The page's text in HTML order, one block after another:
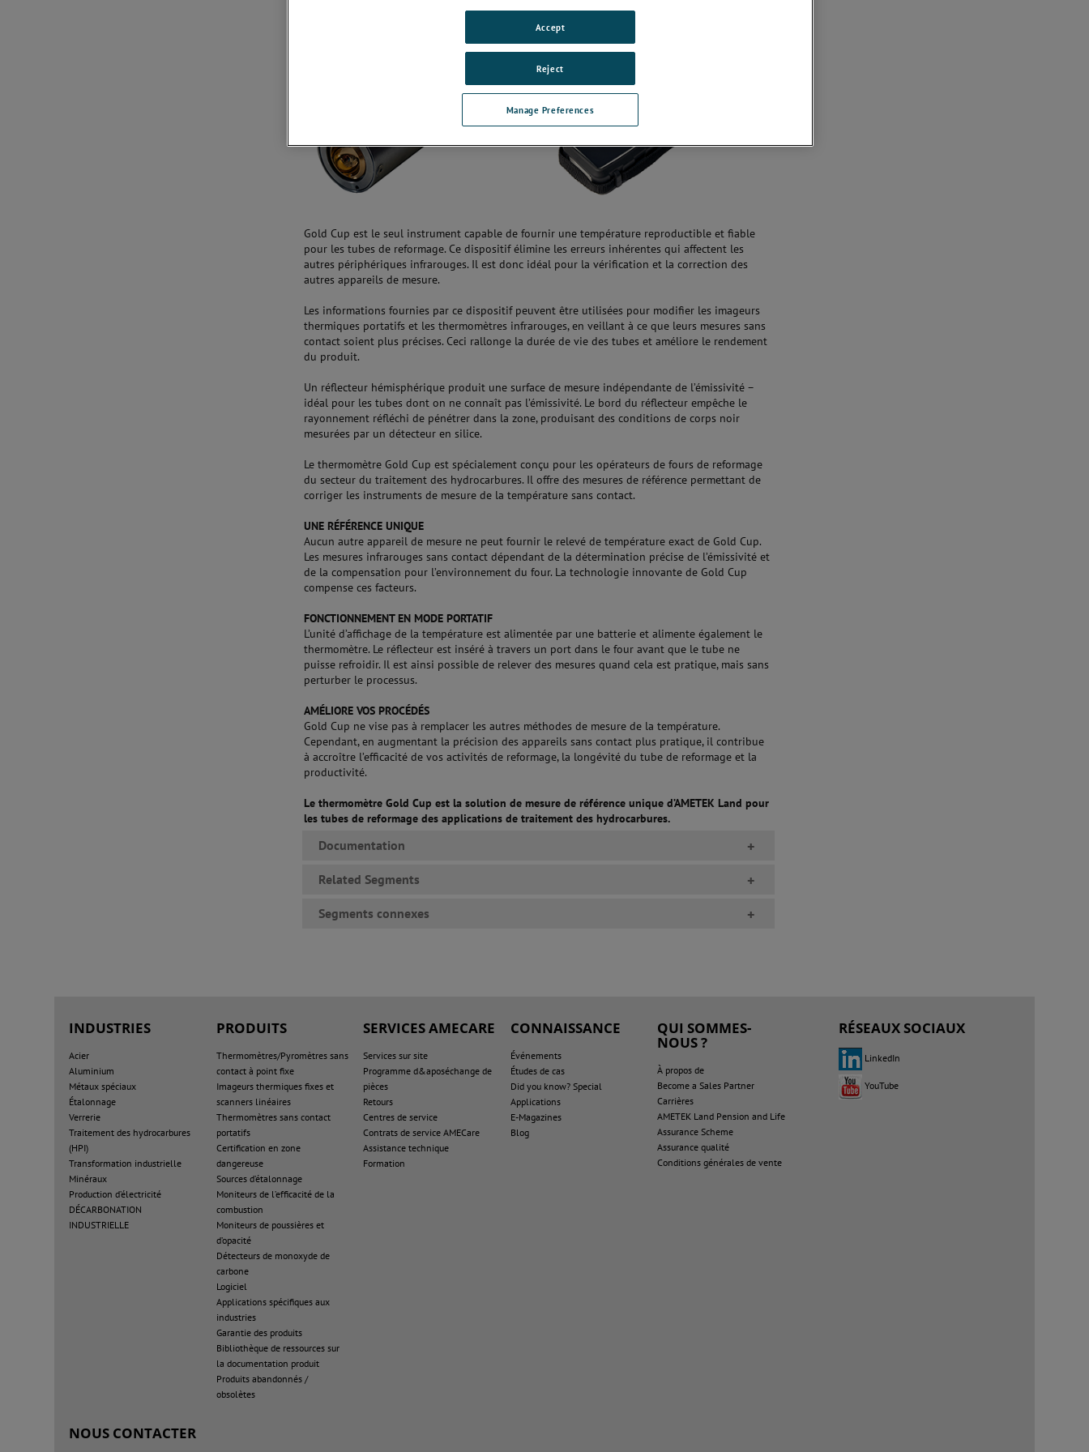
Gold Cup est le seul instrument capable de fournir une température reproductible et fiable
pour les tubes de reformage. Ce dispositif élimine les erreurs inhérentes qui affectent les
autres périphériques infrarouges. Il est donc idéal pour la vérification et la correction des
autres appareils de mesure.
Les informations fournies par ce dispositif peuvent être utilisées pour modifier les imageurs
thermiques portatifs et les thermomètres infrarouges, en veillant à ce que leurs mesures sans
contact soient plus précises. Ceci rallonge la durée de vie des tubes et améliore le rendement
du produit.
Un réflecteur hémisphérique produit une surface de mesure indépendante de l’émissivité –
idéal pour les tubes dont on ne connaît pas l’émissivité. Le bord du réflecteur empêche le
rayonnement réfléchi de pénétrer dans la zone, produisant des conditions de corps noir
mesurées par un détecteur en silice.
Le thermomètre Gold Cup est spécialement conçu pour les opérateurs de fours de reformage
du secteur du traitement des hydrocarbures. Il offre des mesures de référence permettant de
corriger les instruments de mesure de la température sans contact.
UNE RÉFÉRENCE UNIQUE
Aucun autre appareil de mesure ne peut fournir le relevé de température exact de Gold Cup.
Les mesures infrarouges sans contact dépendant de la détermination précise de l’émissivité et
de la compensation pour l’environnement du four. La technologie innovante de Gold Cup
compense ces facteurs.
FONCTIONNEMENT EN MODE PORTATIF
L’unité d’affichage de la température est alimentée par une batterie et alimente également le
thermomètre. Le réflecteur est inséré à travers un port dans le four avant que le tube ne
puisse refroidir. Il est ainsi possible de relever des mesures quand cela est pratique, mais sans
perturber le processus.
AMÉLIORE VOS PROCÉDÉS
Gold Cup ne vise pas à remplacer les autres méthodes de mesure de la température.
Cependant, en augmentant la précision des appareils sans contact plus pratique, il contribue
à accroître l’efficacité de vos activités de reformage, la longévité du tube de reformage et la
productivité.
Le thermomètre Gold Cup est la solution de mesure de référence unique d’AMETEK Land pour
les tubes de reformage des applications de traitement des hydrocarbures.
Documentation +
Related Segments +
Segments connexes +
INDUSTRIES
Acier
Aluminium
Métaux spéciaux
Étalonnage
Verrerie
Traitement des hydrocarbures
(HPI)
Transformation industrielle
Minéraux
Production d’électricité
DÉCARBONATION
INDUSTRIELLE
PRODUITS
Thermomètres/Pyromètres sans
contact à point fixe
Imageurs thermiques fixes et
scanners linéaires
Thermomètres sans contact
portatifs
Certification en zone
dangereuse
Sources d’étalonnage
Moniteurs de l’efficacité de la
combustion
Moniteurs de poussières et
d’opacité
Détecteurs de monoxyde de
carbone
Logiciel
Applications spécifiques aux
industries
Garantie des produits
Bibliothèque de ressources sur
la documentation produit
Produits abandonnés /
obsolètes
SERVICES AMECARE
Services sur site
Programme d&aposéchange de
pièces
Retours
Centres de service
Contrats de service AMECare
Assistance technique
Formation
CONNAISSANCE
Événements
Études de cas
Did you know? Special
Applications
E-Magazines
Blog
QUI SOMMES-
NOUS ?
À propos de
Become a Sales Partner
Carrières
AMETEK Land Pension and Life
Assurance Scheme
Assurance qualité
Conditions générales de vente
NOUS CONTACTER
RÉSEAUX SOCIAUX
LinkedIn
YouTube
Manage Preferences
Reject
Accept